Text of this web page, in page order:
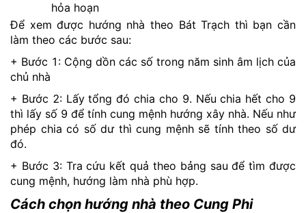
hỏa hoạn
Để xem được hướng nhà theo Bát Trạch thì bạn cần
làm theo các bước sau:
+ Bước 1: Cộng dồn các số trong năm sinh âm lịch của
chủ nhà
+ Bước 2: Lấy tổng đó chia cho 9. Nếu chia hết cho 9
thì lấy số 9 để tính cung mệnh hướng xây nhà. Nếu như
phép chia có số dư thì cung mệnh sẽ tính theo số dư
đó.
+ Bước 3: Tra cứu kết quả theo bảng sau để tìm được
cung mệnh, hướng làm nhà phù hợp.
Cách chọn hướng nhà theo Cung Phi